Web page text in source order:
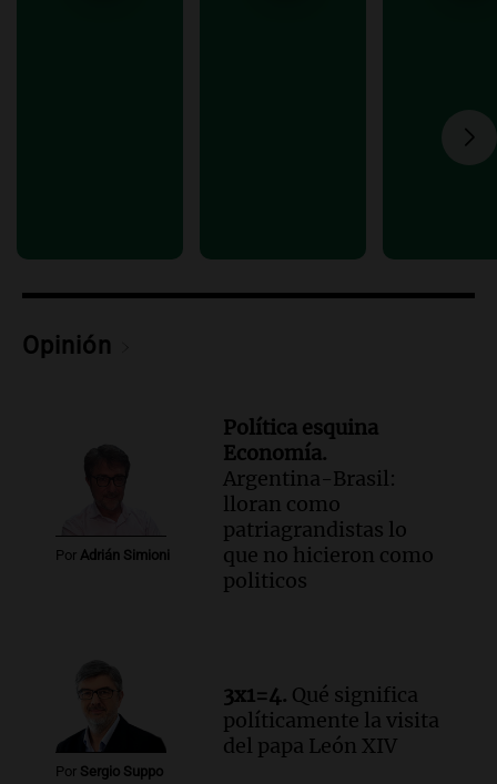
Monseñor Fenoy celebra la visita
Fe relativiza el impacto del fallo sobre
jubilaciones en la provincia
Panorama Federal
Opinión
Por Adrián Simioni
Política esquina
Economía.
Argentina-Brasil:
lloran como
patriagrandistas lo
que no hicieron como
politicos
Por Sergio Suppo
3x1=4. Qué significa
políticamente la visita
del papa León XIV